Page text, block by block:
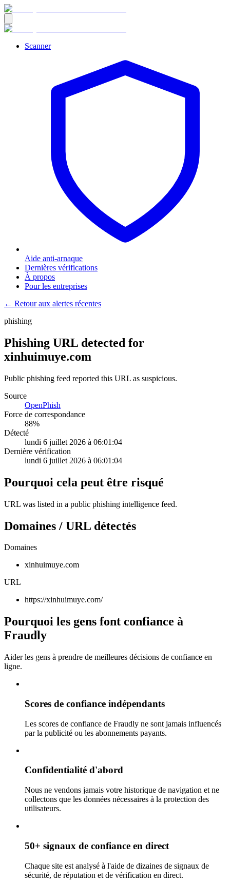
Scanner
Aide anti-arnaque
Dernières vérifications
À propos
Pour les entreprises
← Retour aux alertes récentes
phishing
Phishing URL detected for
xinhuimuye.com
Public phishing feed reported this URL as suspicious.
Source
OpenPhish
Force de correspondance
88%
Détecté
lundi 6 juillet 2026 à 06:01:04
Dernière vérification
lundi 6 juillet 2026 à 06:01:04
Pourquoi cela peut être risqué
URL was listed in a public phishing intelligence feed.
Domaines / URL détectés
Domaines
xinhuimuye.com
URL
https://xinhuimuye.com/
Pourquoi les gens font confiance à
Fraudly
Aider les gens à prendre de meilleures décisions de confiance en
ligne.
Scores de confiance indépendants
Les scores de confiance de Fraudly ne sont jamais influencés
par la publicité ou les abonnements payants.
Confidentialité d'abord
Nous ne vendons jamais votre historique de navigation et ne
collectons que les données nécessaires à la protection des
utilisateurs.
50+ signaux de confiance en direct
Chaque site est analysé à l'aide de dizaines de signaux de
sécurité, de réputation et de vérification en direct.